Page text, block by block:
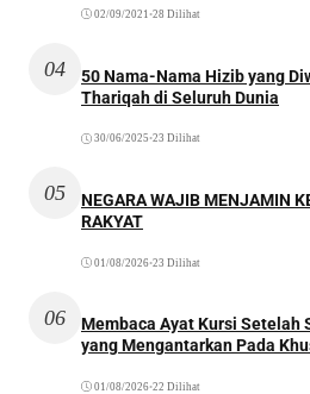
02/09/2021 •28 Dilihat
04
50 Nama-Nama Hizib yang
Thariqah di Seluruh Dunia
30/06/2025 •23 Dilihat
05
NEGARA WAJIB MENJAMIN
RAKYAT
01/08/2026•23 Dilihat
06
Membaca Ayat Kursi Setelah
yang Mengantarkan Pada
01/08/2026•22 Dilihat